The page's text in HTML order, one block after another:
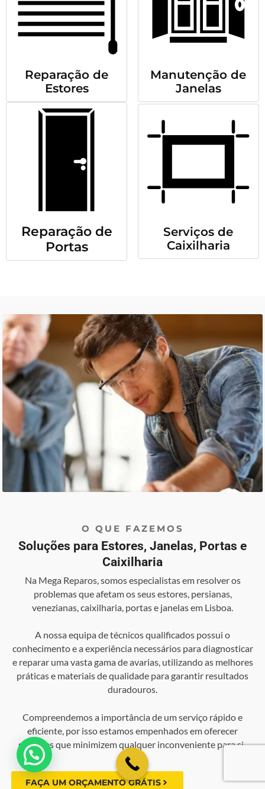
Reparação de
Estores
Manutenção de
Janelas
Reparação de
Portas
Serviços de
Caixilharia
O QUE FAZEMOS
Soluções para Estores, Janelas, Portas e
Caixilharia
Na Mega Reparos, somos especialistas em resolver os
problemas que afetam os seus estores, persianas,
venezianas, caixilharia, portas e janelas em Lisboa.
A nossa equipa de técnicos qualificados possui o
conhecimento e a experiência necessários para diagnosticar
e reparar uma vasta gama de avarias, utilizando as melhores
práticas e materiais de qualidade para garantir resultados
duradouros.
Compreendemos a importância de um serviço rápido e
eficiente, por isso estamos empenhados em oferecer
soluções que minimizem qualquer inconveniente para si .
FAÇA UM ORÇAMENTO GRÁTIS
💬 Como podemos ajudar?